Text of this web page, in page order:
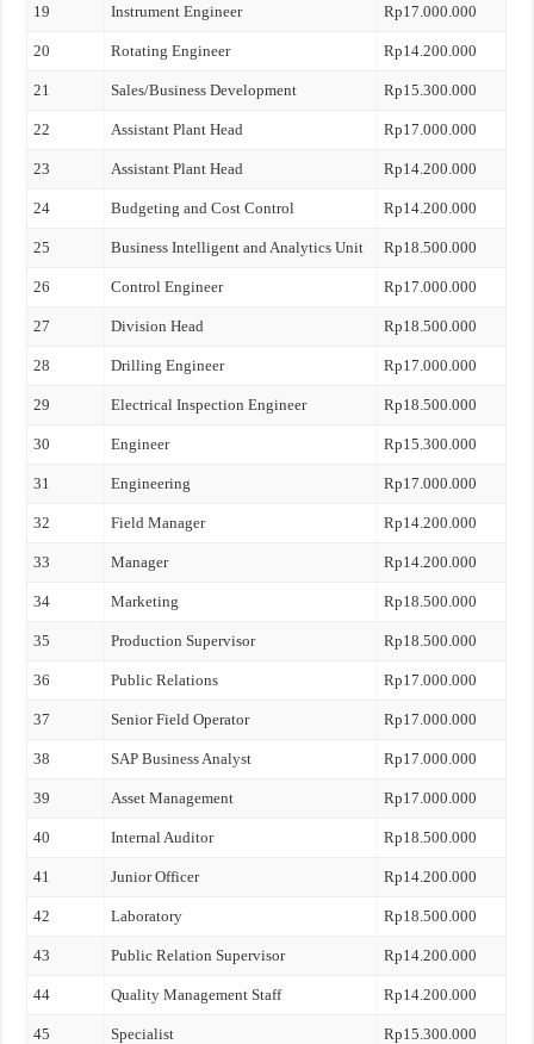
19 Instrument Engineer Rp17.000.000
20 Rotating Engineer Rp14.200.000
21 Sales/Business Development Rp15.300.000
22 Assistant Plant Head Rp17.000.000
23 Assistant Plant Head Rp14.200.000
24 Budgeting and Cost Control Rp14.200.000
25 Business Intelligent and Analytics Unit Rp18.500.000
26 Control Engineer Rp17.000.000
27 Division Head Rp18.500.000
28 Drilling Engineer Rp17.000.000
29 Electrical Inspection Engineer Rp18.500.000
30 Engineer Rp15.300.000
31 Engineering Rp17.000.000
32 Field Manager Rp14.200.000
33 Manager Rp14.200.000
34 Marketing Rp18.500.000
35 Production Supervisor Rp18.500.000
36 Public Relations Rp17.000.000
37 Senior Field Operator Rp17.000.000
38 SAP Business Analyst Rp17.000.000
39 Asset Management Rp17.000.000
40 Internal Auditor Rp18.500.000
41 Junior Officer Rp14.200.000
42 Laboratory Rp18.500.000
43 Public Relation Supervisor Rp14.200.000
44 Quality Management Staff Rp14.200.000
45 Specialist Rp15.300.000